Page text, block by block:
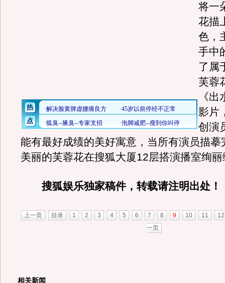
将一
花描
色，
手中
了属
芙蓉
《
影片
创演
能有最好成绩的美好寓意，当所有演员描摹
美丽的芙蓉花在搜狐大厦12层搭演播室绚
搜狐娱乐独家稿件，转载请注明出处！
上一页 目录 1 2 3 4 5 6 7 8 9 10 11
12
一页
相关新闻